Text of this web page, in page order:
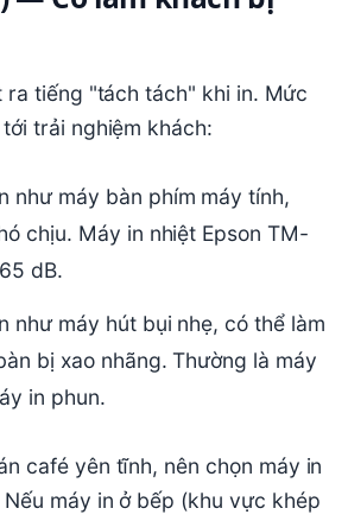
ra tiếng "tách tách" khi in. Mức
trải nghiệm khách:
như máy bàn phím máy tính,
chịu. Máy in nhiệt Epson TM-
dB.
như máy hút bụi nhẹ, có thể làm
bị xao nhãng. Thường là máy
in phun.
café yên tĩnh, nên chọn máy in
máy in ở bếp (khu vực khép